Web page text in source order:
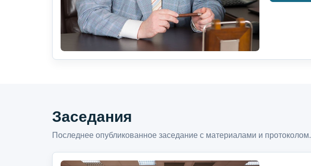
Заседания
Последнее опубликованное заседание с материалами и протоколом.